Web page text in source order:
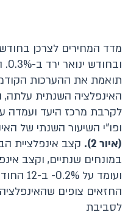
מדד המחירים לצרכן
תואמת את ההערכות
האינפלציה השנתית
לקרבת מרכז היעד ועמדה על
ופו"י השיעור השנתי של
(איור 2).
במונחים שנתיים, וקצב
ועומד על 0.2%- ב-12 החודשים האחרונים
החזאים צופים
לסביבת